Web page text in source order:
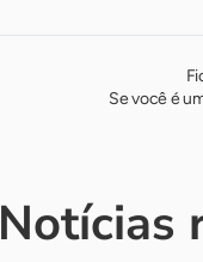
Se você é
Notícias